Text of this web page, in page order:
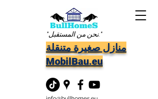
"نحن من المستقبل."
منازل صغيرة متنقلة
MobilBau.eu